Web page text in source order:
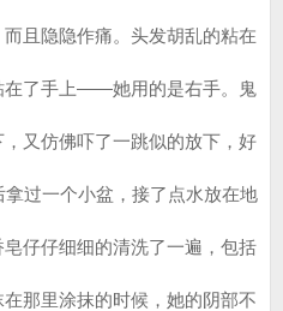
且隐隐作痛。头发胡乱的粘在
在了手上——她用的是右手。鬼
又仿佛吓了一跳似的放下，好
过一个小盆，接了点水放在地
仔仔细细的清洗了一遍，包括
那里涂抹的时候，她的阴部不